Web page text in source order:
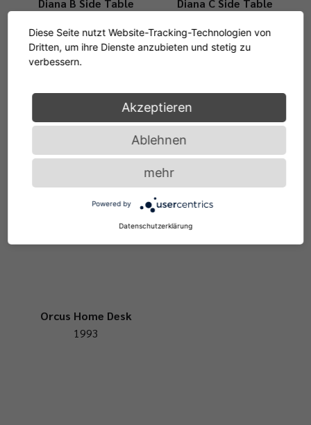
Diana B Side Table
neu: Outdoor Version
Diana C Side Table
Diana D Coffee Table
Diana E Side Table
Diana F Side Table
Orcus Home Desk
1993
Diese Seite nutzt Website-Tracking-Technologien von
Dritten, um ihre Dienste anzubieten und stetig zu
verbessern.
Akzeptieren
Ablehnen
mehr
Powered by
Datenschutzerklärung